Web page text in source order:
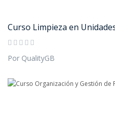
Curso Limpieza en
Por QualityGB